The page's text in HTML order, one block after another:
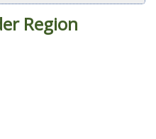
Region